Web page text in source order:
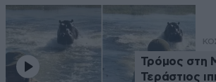
Τρόμος στη
Τεράστιος